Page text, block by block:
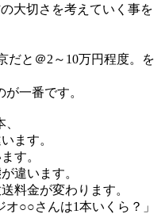
大切さを考えていく事を
だと＠2～10万円程度。を
一番です。
ます。
す。
違います。
料金が変わります。
○○さんは1本いくら？」